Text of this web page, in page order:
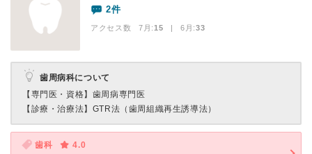
2件
アクセス数 7月:15 | 6月:33
歯周病科について
【専門医・資格】 歯周病専門医
【診療・治療法】 GTR法（歯周組織再生誘導法）
歯科 4.0